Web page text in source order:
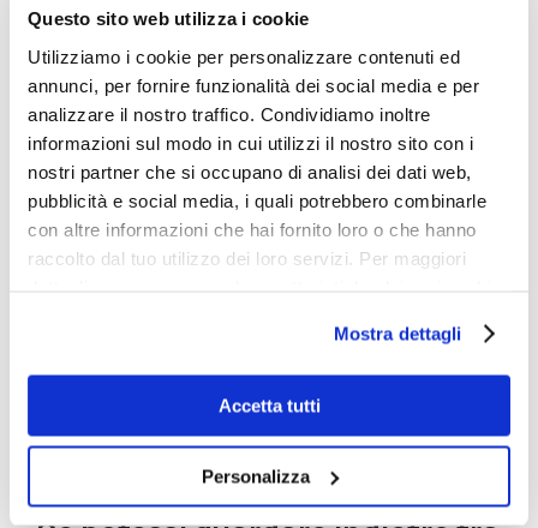
Questo sito web utilizza i cookie
Utilizziamo i cookie per personalizzare contenuti ed
annunci, per fornire funzionalità dei social media e per
analizzare il nostro traffico. Condividiamo inoltre
informazioni sul modo in cui utilizzi il nostro sito con i
nostri partner che si occupano di analisi dei dati web,
pubblicità e social media, i quali potrebbero combinarle
con altre informazioni che hai fornito loro o che hanno
raccolto dal tuo utilizzo dei loro servizi. Per maggiori
Mostra dettagli
Accetta tutti
Personalizza
La domanda è molto bella ma non sono un
“amante” dei film di fantascienza. Preferisco ifilm
d’essai, dove la velocità di pensiero nel guardare il
lento susseguirsi dei fotogrammi è più veloce delle
lente immagini che vengono proiettate sullo
schermo. Paradossalmente, più sono lente le
immagini e più riesco a rimanere sveglio. Il
susseguirsi incalzante di immagini e suoni, tipico dei
al “tu tun” di NETFLIX
). Questo per dire che prevedo una lenta
accelerazione che vedrà BIG come uno dei punti di
eccellenza italiana per quanto riguarda il settore
delle ricerche di mercato e dell’innovazione